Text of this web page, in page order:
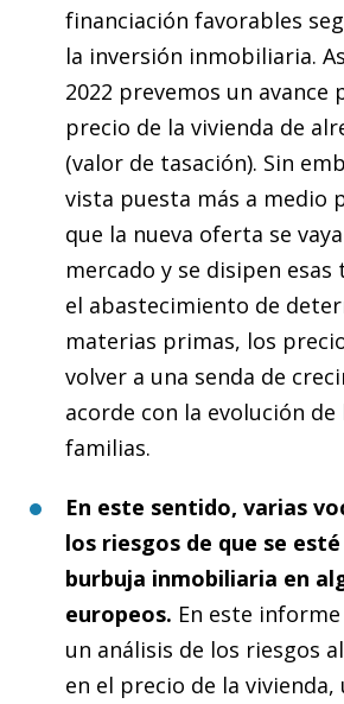
financiación favorables
la inversión inmobiliaria.
2022 prevemos un avance
precio de la vivienda de
(valor de tasación). Sin
vista puesta más a medio
que la nueva oferta se
mercado y se disipen
el abastecimiento de
materias primas, los
volver a una senda de
acorde con la evolución
familias.
En este sentido, varias
los riesgos de que se
burbuja inmobiliaria en
europeos. En este
un análisis de los riesgos
en el precio de la